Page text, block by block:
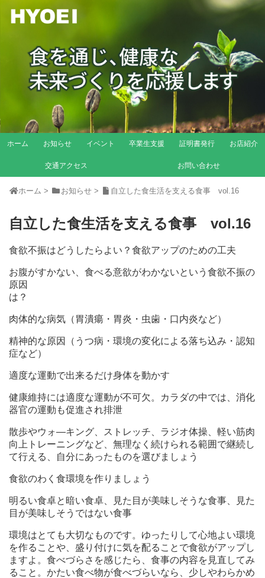
ホーム お知らせ イベント 卒業生支援 証明書発行 お店紹介
交通アクセス お問い合わせ
ホーム > お知らせ > 自立した食生活を支える食事 vol.16
自立した食生活を支える食事 vol.16
食欲不振はどうしたらよい？食欲アップのための工夫
お腹がすかない、食べる意欲がわかないという食欲不振の
原因
は？
肉体的な病気（胃潰瘍・胃炎・虫歯・口内炎など）
精神的な原因（うつ病・環境の変化による落ち込み・認知
症など）
適度な運動で出来るだけ身体を動かす
健康維持には適度な運動が不可欠。カラダの中では、消化
器官の運動も促進され排泄
散歩やウォ―キング、ストレッチ、ラジオ体操、軽い筋肉
向上トレーニングなど、無理なく続けられる範囲で継続し
て行える、自分にあったものを選びましょう
食欲のわく食環境を作りましょう
明るい食卓と暗い食卓、見た目が美味しそうな食事、見た
目が美味しそうではない食事
環境はとても大切なものです。ゆったりして心地よい環境
を作ることや、盛り付けに気を配ることで食欲がアップし
ますよ。食べづらさを感じたら、食事の内容を見直してみ
ること。かたい食べ物が食べづらいなら、少しやわらかめ